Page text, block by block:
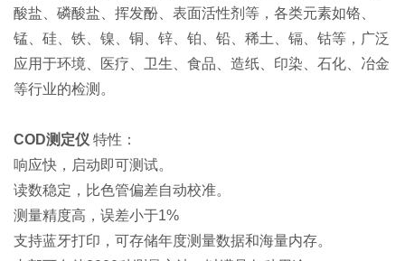
酸盐、磷酸盐、挥发酚、表面活性剂等，各类元素如铬、
锰、硅、铁、镍、铜、锌、铂、铅、稀土、镉、钴等，广泛
应用于环境、医疗、卫生、食品、造纸、印染、石化、冶金
等行业的检测。
COD测定仪 特性：
响应快，启动即可测试。
读数稳定，比色管偏差自动校准。
测量精度高，误差小于1%
支持蓝牙打印，可存储年度测量数据和海量内存。